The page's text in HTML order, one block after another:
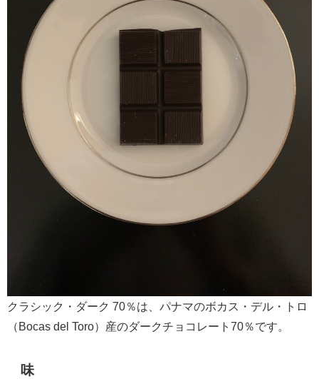
クラシック・ダーク 70％は、パナマのボカス・デル・トロ
（Bocas del Toro）産のダークチョコレート70％です。
味